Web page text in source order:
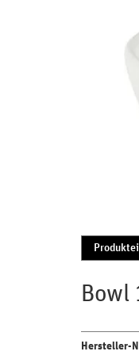
Bowl
Hersteller-